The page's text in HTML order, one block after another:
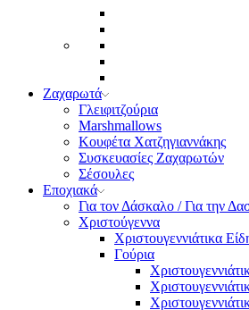
Ζαχαρωτά
Γλειφιτζούρια
Marshmallows
Κουφέτα Χατζηγιαννάκης
Συσκευασίες Ζαχαρωτών
Σέσουλες
Εποχιακά
Για τον Δάσκαλο / Για την
Χριστούγεννα
Χριστουγεννιάτικα
Γούρια